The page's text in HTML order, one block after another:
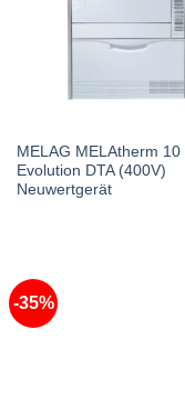
MELAG MELAtherm 10
Evolution DTA (400V)
Neuwertgerät
-35%